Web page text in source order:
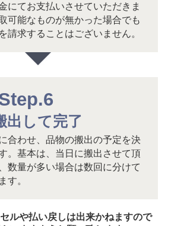
にてお支払いさせていただきま
可能なものが無かった場合でも
請求することはございません。
出して完了
合わせ、品物の搬出の予定を決
。基本は、当日に搬出させて頂
数量が多い場合は数回に分けて
す。
ルや払い戻しは出来かねますので